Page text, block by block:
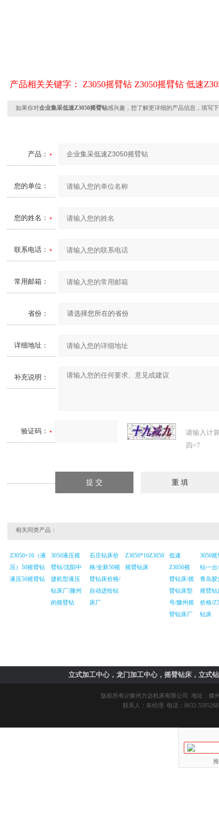
产品相关关键字： Z3050摇臂钻 Z3050摇臂钻 低速
如果你对企业集采低速Z3050摇臂钻感兴趣，想了解更详细的产品信息，填写
产品：
您的单位：
您的姓名：
联系电话：
常用邮箱：
省份：
详细地址：
补充说明：
验证码：
请输入计
四=7
相关同类产品：
Z3050×16（液
压）50摇臂钻
液压50摇臂钻
3050液压摇
臂钻/沈阳中
捷机型液压
钻床厂/滕州
的摇臂钻
石庄钻床价
格/全新50摇
臂钻床价格/
自动进给钻
床厂
Z3050*16Z3050
摇臂钻床
低速
Z3050摇
臂钻床/摇
臂钻床型
号/滕州摇
臂钻床厂
3050摇
钻一台/
青岛胶
摇臂钻
价格/
钻床
立式加工中心，龙门加工中心，摇臂钻床，立式
版权所有@滕州力达机床有限公司
地址：滕
联系人：朱经理 电话：0632-